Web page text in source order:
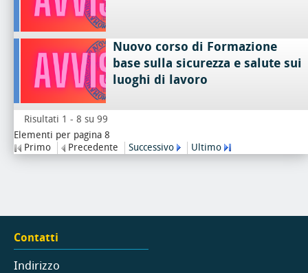
Nuovo corso di Formazione
base sulla sicurezza e salute sui
luoghi di lavoro
Risultati 1 - 8 su 99
Elementi per pagina 8
Primo
Precedente Successivo Ultimo
Contatti
Indirizzo